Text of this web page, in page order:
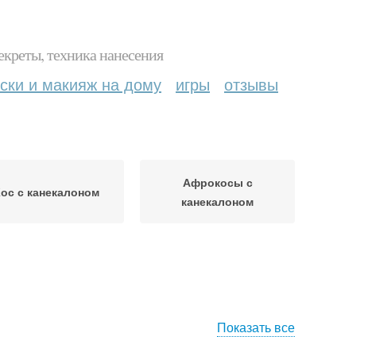
техника нанесения
и макияж на дому игры отзывы
с канекалоном
Афрокосы с
канекалоном
Показать все